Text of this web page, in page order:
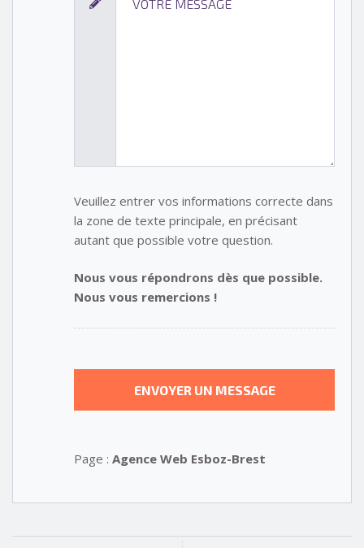
Veuillez entrer vos informations correcte dans
la zone de texte principale, en précisant
autant que possible votre question.
Nous vous répondrons dès que possible.
Nous vous remercions !
Page : Agence Web Esboz-Brest